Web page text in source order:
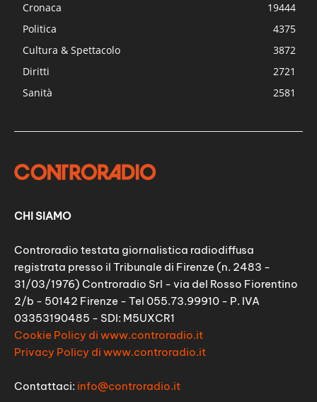
Cronaca
19444
Politica
4375
Cultura & Spettacolo
3872
Diritti
2721
Sanità
2581
CHI SIAMO
Controradio testata giornalistica radiodiffusa
registrata presso il Tribunale di Firenze (n. 2483 -
31/03/1976) Controradio Srl - via del Rosso Fiorentino
2/b - 50142 Firenze - Tel 055.73.99910 - P. IVA
03353190485 - SDI: M5UXCR1
Cookie Policy di www.controradio.it
Privacy Policy di www.controradio.it
Contattaci: info@controradio.it